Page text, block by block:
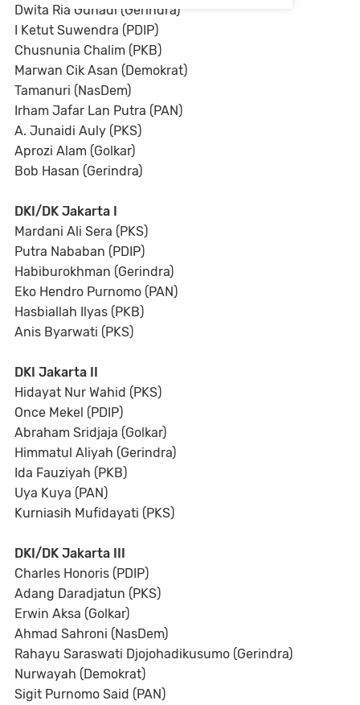
Dwita Ria Gunadi (Gerindra)
I Ketut Suwendra (PDIP)
Chusnunia Chalim (PKB)
Marwan Cik Asan (Demokrat)
Tamanuri (NasDem)
Irham Jafar Lan Putra (PAN)
A. Junaidi Auly (PKS)
Aprozi Alam (Golkar)
Bob Hasan (Gerindra)
DKI/DK Jakarta I
Mardani Ali Sera (PKS)
Putra Nababan (PDIP)
Habiburokhman (Gerindra)
Eko Hendro Purnomo (PAN)
Hasbiallah Ilyas (PKB)
Anis Byarwati (PKS)
DKI Jakarta II
Hidayat Nur Wahid (PKS)
Once Mekel (PDIP)
Abraham Sridjaja (Golkar)
Himmatul Aliyah (Gerindra)
Ida Fauziyah (PKB)
Uya Kuya (PAN)
Kurniasih Mufidayati (PKS)
DKI/DK Jakarta III
Charles Honoris (PDIP)
Adang Daradjatun (PKS)
Erwin Aksa (Golkar)
Ahmad Sahroni (NasDem)
Rahayu Saraswati Djojohadikusumo (Gerindra)
Nurwayah (Demokrat)
Sigit Purnomo Said (PAN)